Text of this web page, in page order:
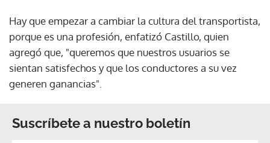
Hay que empezar a cambiar la cultura del transportista,
porque es una profesión, enfatizó Castillo, quien
agregó que, "queremos que nuestros usuarios se
sientan satisfechos y que los conductores a su vez
generen ganancias".
Suscríbete a nuestro boletín